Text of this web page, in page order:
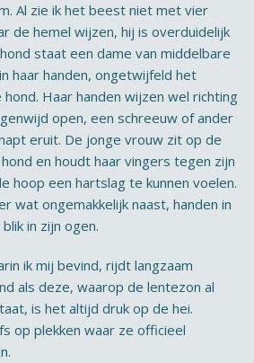
Al zie ik het beest niet met vier
de hemel wijzen, hij is overduidelijk
staat een dame van middelbare
haar handen, ongetwijfeld het
Haar handen wijzen wel richting
open, een schreeuw of ander
eruit. De jonge vrouw zit op de
en houdt haar vingers tegen zijn
hoop een hartslag te kunnen voelen.
wat ongemakkelijk naast, handen in
in zijn ogen.
ik mij bevind, rijdt langzaam
als deze, waarop de lentezon al
is het altijd druk op de hei.
op plekken waar ze officieel